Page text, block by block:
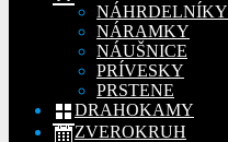
NÁHRDELNÍKY
NÁRAMKY
NÁUŠNICE
PRÍVESKY
PRSTENE
DRAHOKAMY
ZVEROKRUH